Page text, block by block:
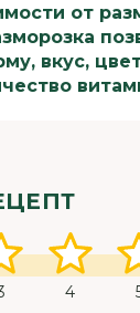
от
вкус,
4